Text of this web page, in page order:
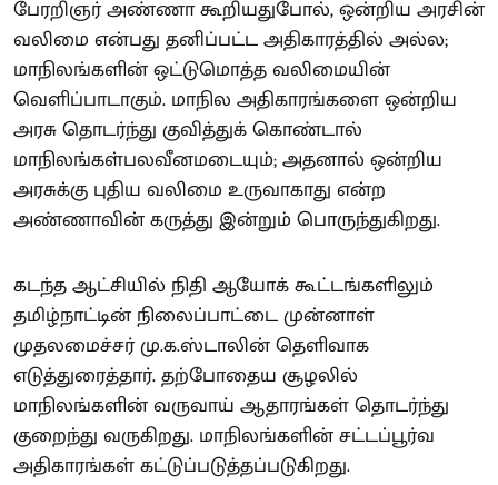
பேரறிஞர் அண்ணா கூறியதுபோல், ஒன்றிய அரசின்
வலிமை என்பது தனிப்பட்ட அதிகாரத்தில் அல்ல;
மாநிலங்களின் ஒட்டுமொத்த வலிமையின்
வெளிப்பாடாகும். மாநில அதிகாரங்களை ஒன்றிய
அரசு தொடர்ந்து குவித்துக் கொண்டால்
மாநிலங்கள்பலவீனமடையும்; அதனால் ஒன்றிய
அரசுக்கு புதிய வலிமை உருவாகாது என்ற
அண்ணாவின் கருத்து இன்றும் பொருந்துகிறது.
கடந்த ஆட்சியில் நிதி ஆயோக் கூட்டங்களிலும்
தமிழ்நாட்டின் நிலைப்பாட்டை முன்னாள்
முதலமைச்சர் மு.க.ஸ்டாலின் தெளிவாக
எடுத்துரைத்தார். தற்போதைய சூழலில்
மாநிலங்களின் வருவாய் ஆதாரங்கள் தொடர்ந்து
குறைந்து வருகிறது. மாநிலங்களின் சட்டப்பூர்வ
அதிகாரங்கள் கட்டுப்படுத்தப்படுகிறது.